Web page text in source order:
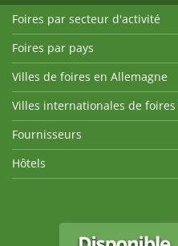
Foires par secteur d'activité
Foires par pays
Villes de foires en Allemagne
Villes internationales de foires
Fournisseurs
Hôtels